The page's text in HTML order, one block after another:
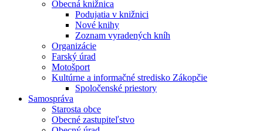
Obecná knižnica
Podujatia v knižnici
Nové knihy
Zoznam vyradených kníh
Organizácie
Farský úrad
Motošport
Kultúrne a informačné stredisko Zákopčie
Spoločenské priestory
Samospráva
Starosta obce
Obecné zastupiteľstvo